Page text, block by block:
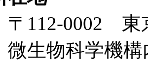
0002 東京
生物科学機構